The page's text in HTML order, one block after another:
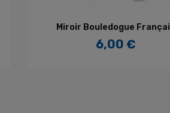
IN DEN WARENKORB
Miroir Bouledogue
Preis
6,00 €